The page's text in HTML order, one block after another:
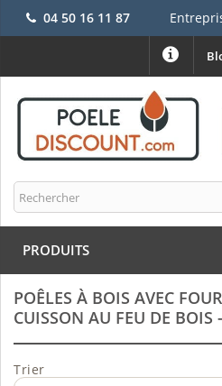
04 50 16 11 87
PRODUITS
POÊLES À BOIS AVEC
CUISSON AU FEU DE BOIS
Trier